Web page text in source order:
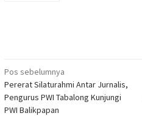
Navigasi
pos
Pos sebelumnya
Pererat Silaturahmi Antar Jurnalis,
Pengurus PWI Tabalong Kunjungi
PWI Balikpapan